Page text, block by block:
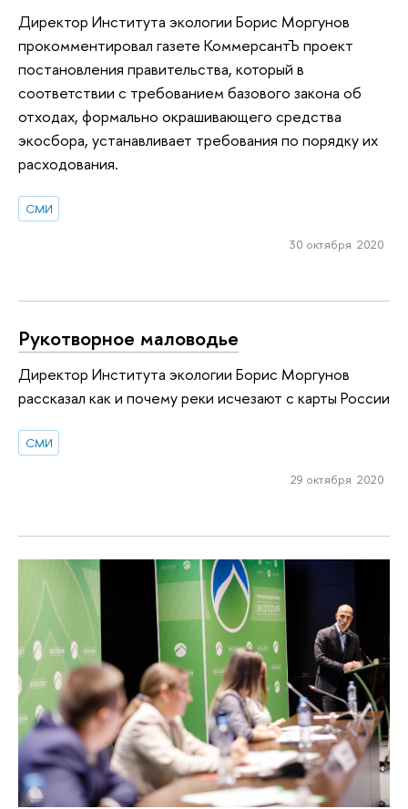
Директор Института экологии Борис Моргунов
прокомментировал газете КоммерсантЪ проект
постановления правительства, который в
соответствии с требованием базового закона об
отходах, формально окрашивающего средства
экосбора, устанавливает требования по порядку их
расходования.
СМИ
30 октября 2020
Рукотворное маловодье
Директор Института экологии Борис Моргунов
рассказал как и почему реки исчезают с карты России
СМИ
29 октября 2020